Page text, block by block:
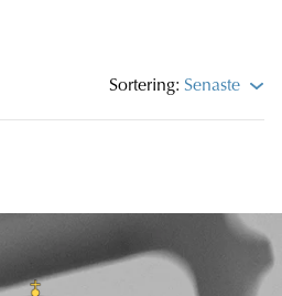
Sortering: Senaste